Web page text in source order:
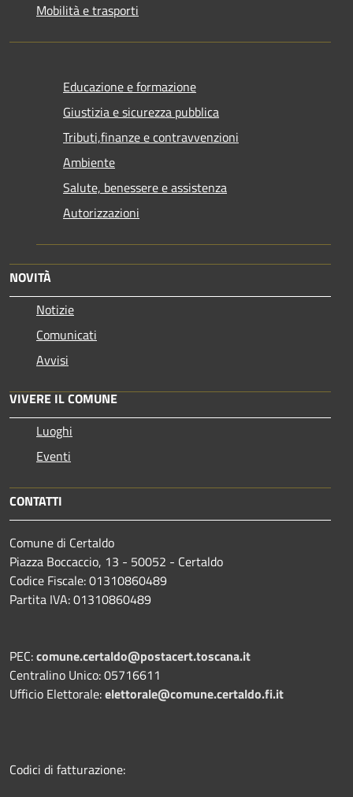
Mobilità e trasporti
Educazione e formazione
Giustizia e sicurezza pubblica
Tributi,finanze e contravvenzioni
Ambiente
Salute, benessere e assistenza
Autorizzazioni
NOVITÀ
Notizie
Comunicati
Avvisi
VIVERE IL COMUNE
Luoghi
Eventi
CONTATTI
Comune di Certaldo
Piazza Boccaccio, 13 - 50052 - Certaldo
Codice Fiscale: 01310860489
Partita IVA: 01310860489
PEC:comune.certaldo@postacert.toscana.it
Centralino Unico: 05716611
Ufficio Elettorale:elettorale@comune.certaldo.fi.it
Codici di fatturazione: